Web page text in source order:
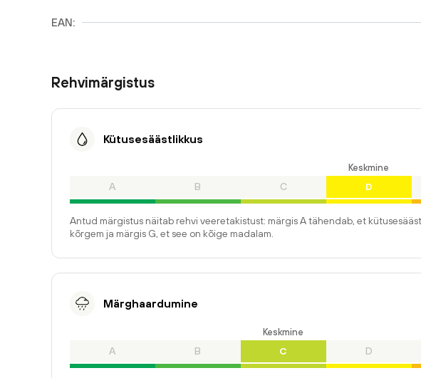
EAN:
Rehvimärgistus
Kütusesäästlikkus
A B C
Keskmine
D
Antud märgistus näitab rehvi veeretakistust: märgis A tähendab, et
kõrgem ja märgis G, et see on kõige madalam.
Märghaardumine
A B
Keskmine
C D